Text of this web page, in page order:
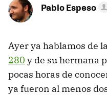
Pablo Espeso
Ayer ya hablamos de
280 y de su hermana
pocas horas de
ya fueron al menos